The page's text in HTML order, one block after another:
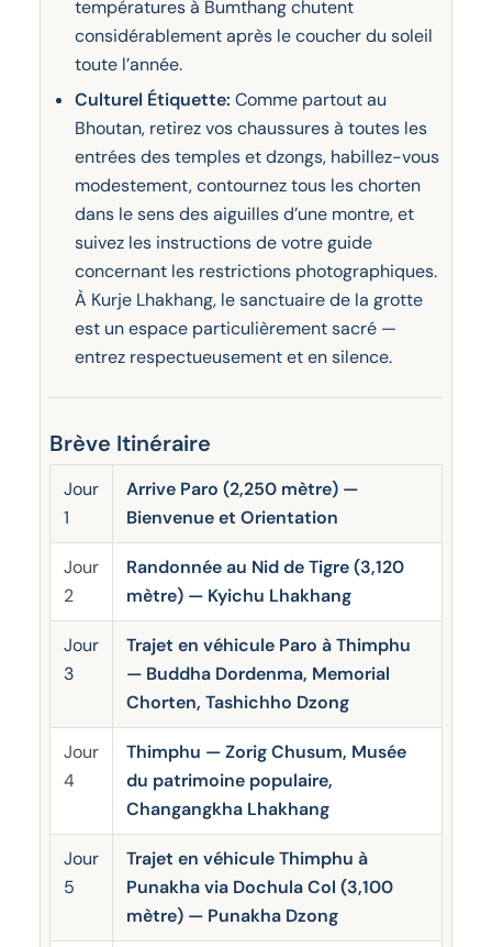
températures à Bumthang chutent
considérablement après le coucher du soleil
toute l’année.
Culturel Étiquette: Comme partout au
Bhoutan, retirez vos chaussures à toutes les
entrées des temples et dzongs, habillez-vous
modestement, contournez tous les chorten
dans le sens des aiguilles d’une montre, et
suivez les instructions de votre guide
concernant les restrictions photographiques.
À Kurje Lhakhang, le sanctuaire de la grotte
est un espace particulièrement sacré —
entrez respectueusement et en silence.
Brève Itinéraire
Jour
1
Arrive Paro (2,250 mètre) —
Bienvenue et Orientation
Jour
2
Randonnée au Nid de Tigre (3,120
mètre) — Kyichu Lhakhang
Jour
3
Trajet en véhicule Paro à Thimphu
— Buddha Dordenma, Memorial
Chorten, Tashichho Dzong
Jour
4
Thimphu — Zorig Chusum, Musée
du patrimoine populaire,
Changangkha Lhakhang
Jour
5
Trajet en véhicule Thimphu à
Punakha via Dochula Col (3,100
mètre) — Punakha Dzong